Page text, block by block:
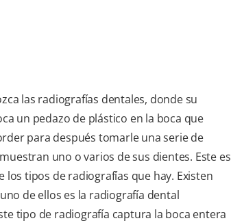
las radiografías dentales, donde su
un pedazo de plástico en la boca que
para después tomarle una serie de
uno o varios de sus dientes. Este es
los tipos de radiografías que hay. Existen
de ellos es la radiografía dental
tipo de radiografía captura la boca entera